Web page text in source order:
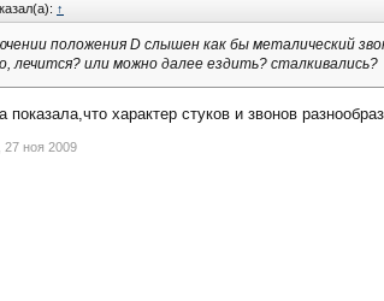
↑
положения D слышен как бы металический
лечится? или можно далее ездить? сталкивались?
показала,что характер стуков и звонов
27 ноя 2009